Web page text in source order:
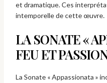
et dramatique. Ces
intemporelle de cette œuvre.
LA SONATE «
FEU ET
La Sonate « Appassionata »